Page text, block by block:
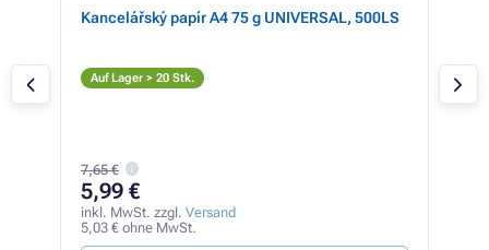
Kancelářský papír A4 75 g UNIVERSAL, 500LS
Auf Lager > 20 Stk.
7,65 €
5,99 €
inkl. MwSt. zzgl. Versand
5,03 € ohne MwSt.